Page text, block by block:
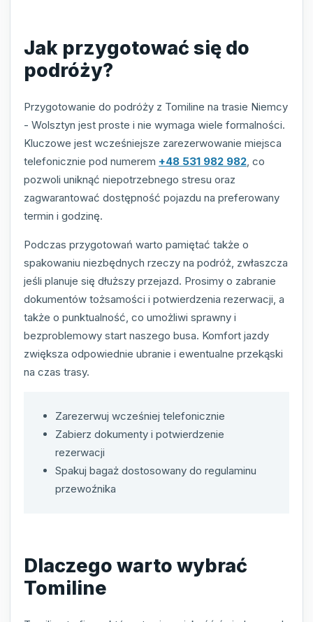
Jak przygotować się do
podróży?
Przygotowanie do podróży z Tomiline na trasie Niemcy
- Wolsztyn jest proste i nie wymaga wiele formalności.
Kluczowe jest wcześniejsze zarezerwowanie miejsca
telefonicznie pod numerem +48 531 982 982 , co
pozwoli uniknąć niepotrzebnego stresu oraz
zagwarantować dostępność pojazdu na preferowany
termin i godzinę.
Podczas przygotowań warto pamiętać także o
spakowaniu niezbędnych rzeczy na podróż, zwłaszcza
jeśli planuje się dłuższy przejazd. Prosimy o zabranie
dokumentów tożsamości i potwierdzenia rezerwacji, a
także o punktualność, co umożliwi sprawny i
bezproblemowy start naszego busa. Komfort jazdy
zwiększa odpowiednie ubranie i ewentualne przekąski
na czas trasy.
Zarezerwuj wcześniej telefonicznie
Zabierz dokumenty i potwierdzenie
rezerwacji
Spakuj bagaż dostosowany do regulaminu
przewoźnika
Dlaczego warto wybrać
Tomiline